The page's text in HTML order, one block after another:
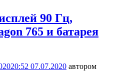
90 Гц,
765 и батарея
20:52 07.07.2020 автором